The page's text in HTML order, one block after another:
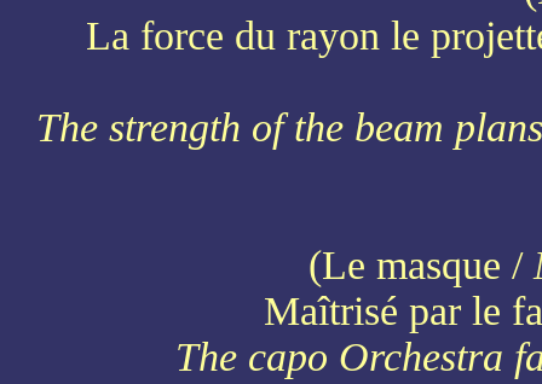
La force du rayon le
The strength of the beam
(Le masque /
Maîtrisé par le
The capo Orchestra